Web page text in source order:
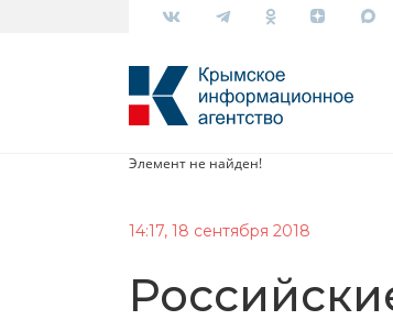
Элемент не найден!
14:17, 18 сентября 2018